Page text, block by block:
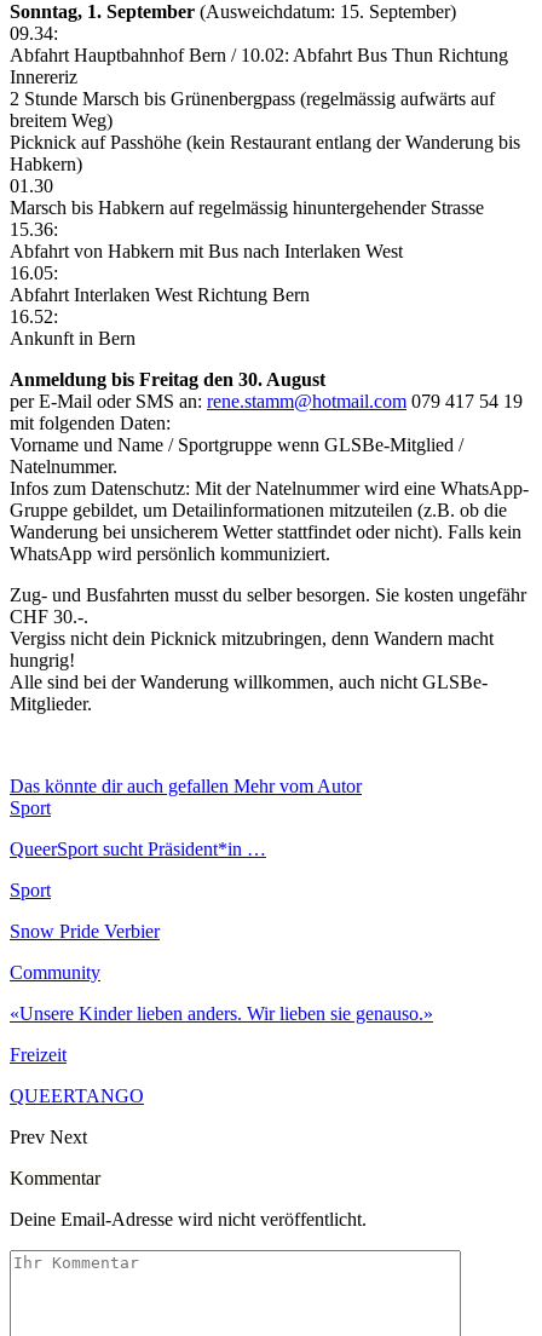
Sonntag, 1. September (Ausweichdatum: 15. September)
09.34:
Abfahrt Hauptbahnhof Bern / 10.02: Abfahrt Bus Thun Richtung
Innereriz
2 Stunde Marsch bis Grünenbergpass (regelmässig aufwärts auf
breitem Weg)
Picknick auf Passhöhe (kein Restaurant entlang der Wanderung bis
Habkern)
01.30
Marsch bis Habkern auf regelmässig hinuntergehender Strasse
15.36:
Abfahrt von Habkern mit Bus nach Interlaken West
16.05:
Abfahrt Interlaken West Richtung Bern
16.52:
Ankunft in Bern
Anmeldung bis Freitag den 30. August
per E-Mail oder SMS an: rene.stamm@hotmail.com 079 417 54 19
mit folgenden Daten:
Vorname und Name / Sportgruppe wenn GLSBe-Mitglied /
Natelnummer.
Infos zum Datenschutz: Mit der Natelnummer wird eine WhatsApp-
Gruppe gebildet, um Detailinformationen mitzuteilen (z.B. ob die
Wanderung bei unsicherem Wetter stattfindet oder nicht). Falls kein
WhatsApp wird persönlich kommuniziert.
Zug- und Busfahrten musst du selber besorgen. Sie kosten ungefähr
CHF 30.-.
Vergiss nicht dein Picknick mitzubringen, denn Wandern macht
hungrig!
Alle sind bei der Wanderung willkommen, auch nicht GLSBe-
Mitglieder.
Das könnte dir auch gefallen Mehr vom Autor
Sport
QueerSport sucht Präsident*in …
Sport
Snow Pride Verbier
Community
«Unsere Kinder lieben anders. Wir lieben sie genauso.»
Freizeit
QUEERTANGO
Prev Next
Kommentar
Deine Email-Adresse wird nicht veröffentlicht.